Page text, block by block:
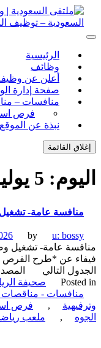
– توظيف السعوديه |
السعوديه | تنقيب
الرئيسية
وظائف
أعلن عن وظيفة
صفحة إدارة
منافسات –
فرص
نبذة عن الموقع
القائمة
5 يوليو، 2026
عامة- تشغيل
2026 by
u:
عامة- تشغيل وصيانة
عن *طرح الفرص
التالي المصدر:
صحيفة الرياض
- مناقصات -
, فرص
, ملعب رياضي